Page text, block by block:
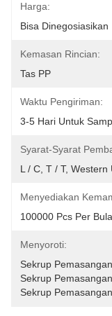
Harga:
Bisa Dinegosiasikan
Kemasan Rincian:
Tas PP
Waktu Pengiriman:
3-5 Hari Untuk
Syarat-Syarat
L / C, T / T, Western
Menyediakan
100000 Pcs Per
Menyoroti:
Sekrup
Sekrup
Sekrup